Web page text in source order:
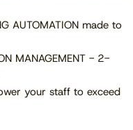
AUTOMATION made to
MANAGEMENT - 2-
your staff to exceed